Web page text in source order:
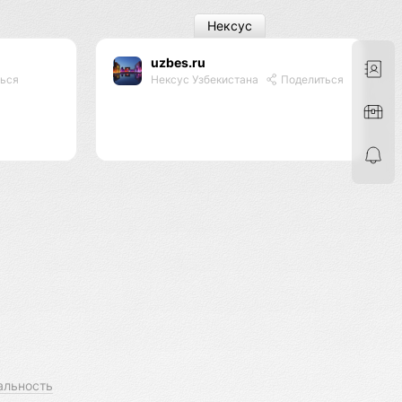
uzbes.ru
Нексус Узбекистана Поделиться
Нексус